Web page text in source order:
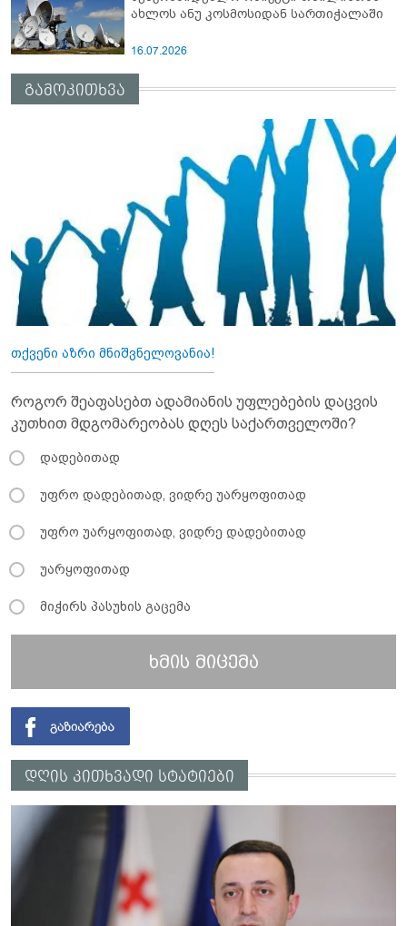
ახლოს ანუ კოსმოსიდან სართიჭალაში
16.07.2026
გამოკითხვა
თქვენი აზრი მნიშვნელოვანია!
როგორ შეაფასებთ ადამიანის უფლებების დაცვის
კუთხით მდგომარეობას დღეს საქართველოში?
დადებითად
უფრო დადებითად, ვიდრე უარყოფითად
უფრო უარყოფითად, ვიდრე დადებითად
უარყოფითად
მიჭირს პასუხის გაცემა
ხმის მიცემა
დღის კითხვადი სტატიები